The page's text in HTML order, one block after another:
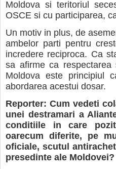
Moldova si teritoriul
OSCE si cu participarea,
Un motiv in plus, de
ambelor parti pentru
incredere reciproca. Ca
sa afirme ca
Moldova este principiul
abordarea acestui dosar.
Reporter: Cum vedeti
unei destramari a
conditiile in care
oarecum diferite, pe
oficiale, scutul
presedinte ale Moldovei?